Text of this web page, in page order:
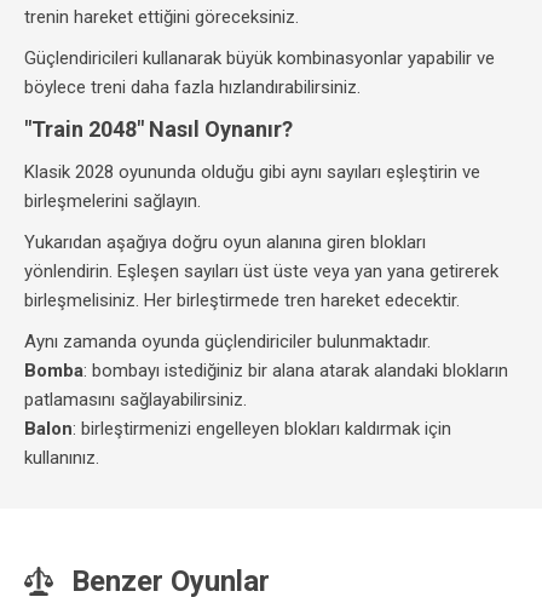
trenin hareket ettiğini göreceksiniz.
Güçlendiricileri kullanarak büyük kombinasyonlar yapabilir ve
böylece treni daha fazla hızlandırabilirsiniz.
"Train 2048" Nasıl Oynanır?
Klasik 2028 oyununda olduğu gibi aynı sayıları eşleştirin ve
birleşmelerini sağlayın.
Yukarıdan aşağıya doğru oyun alanına giren blokları
yönlendirin. Eşleşen sayıları üst üste veya yan yana getirerek
birleşmelisiniz. Her birleştirmede tren hareket edecektir.
Aynı zamanda oyunda güçlendiriciler bulunmaktadır.
Bomba: bombayı istediğiniz bir alana atarak alandaki blokların
patlamasını sağlayabilirsiniz.
Balon: birleştirmenizi engelleyen blokları kaldırmak için
kullanınız.
Benzer Oyunlar